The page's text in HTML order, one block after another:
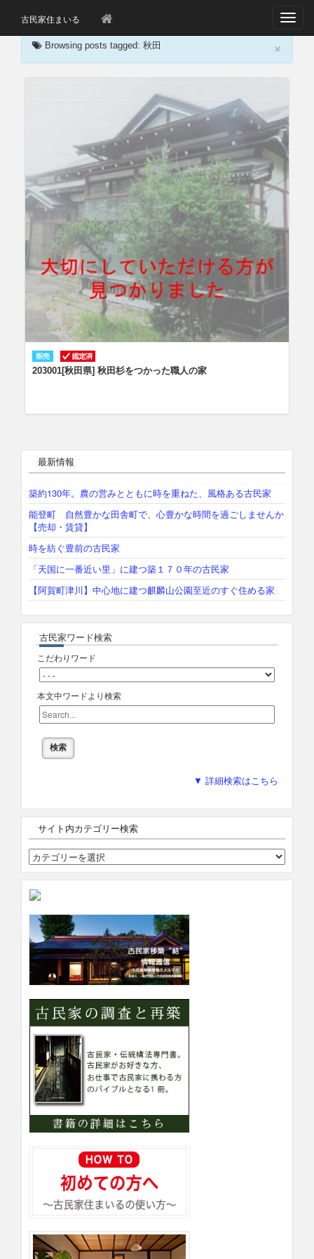
古民家住まいる
T
v
i
g
a
i
o
×
Browsing posts tagged: 秋田
203001[秋田県] 秋田杉をつかった職人の家
最新情報
築約130年。農の営みとともに時を重ねた、風格ある古民家
能登町 自然豊かな田舎町で、心豊かな時間を過ごしませんか
【売却・賃貸】
時を紡ぐ豊前の古民家
「天国に一番近い里」に建つ築１７０年の古民家
【阿賀町津川】中心地に建つ麒麟山公園至近のすぐ住める家
古民家ワード検索
こだわりワード
本文中ワードより検索
▼ 詳細検索はこちら
サイト内カテゴリー検索
サ
イ
ト
内
カ
テ
ゴ
リ
ー
検